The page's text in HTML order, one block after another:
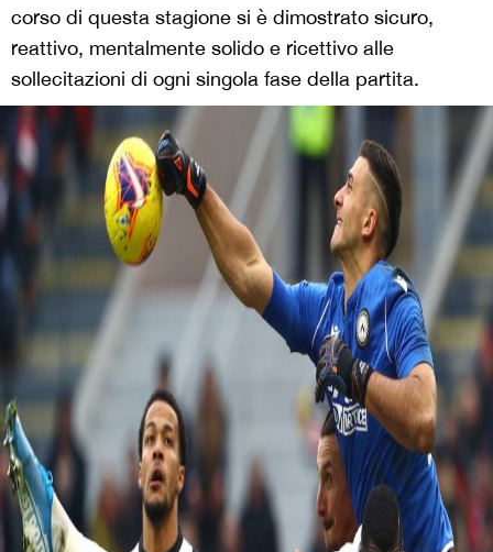
corso di questa stagione si è dimostrato sicuro,
reattivo, mentalmente solido e ricettivo alle
sollecitazioni di ogni singola fase della partita.